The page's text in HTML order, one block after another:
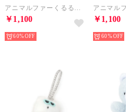
￥1,100
60%
￥1,100
60%